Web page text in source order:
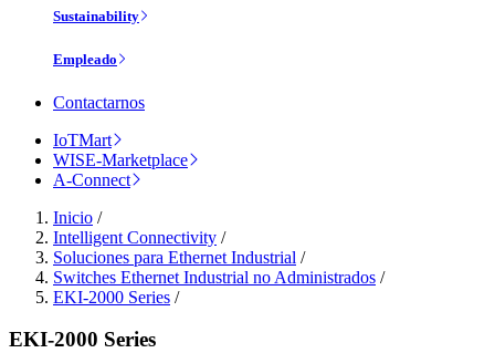
Sustainability
Empleado
Contactarnos
IoTMart
WISE-Marketplace
A-Connect
Inicio /
Intelligent Connectivity /
Soluciones para Ethernet Industrial /
Switches Ethernet Industrial no Administrados /
EKI-2000 Series /
EKI-2000 Series